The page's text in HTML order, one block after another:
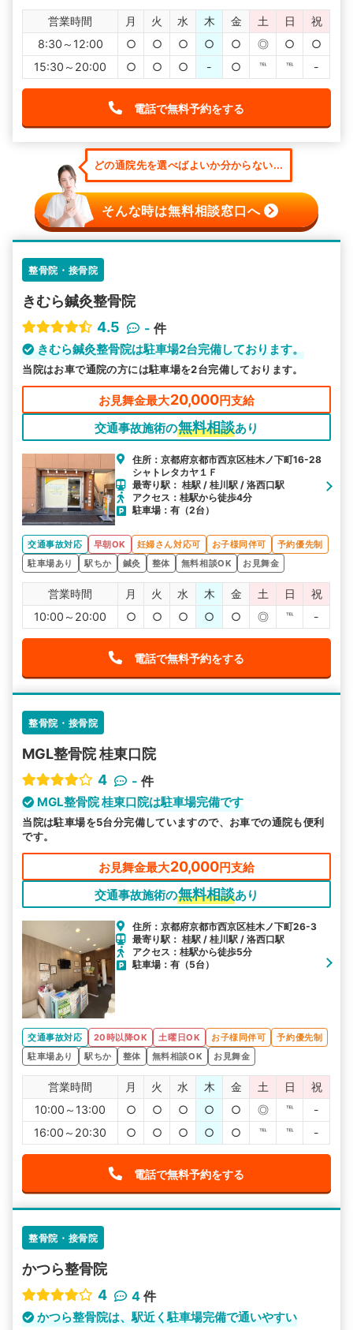
営業時間 月 火 水 木 金 土 日
祝
8:30～12:00
○ ○ ○ ○ ○ ◎ ○
○
15:30～20:00
○ ○ ○ - ○ ℡ ℡ -
電話で無料予約をする
どの通院先を選べばよいか分からない...
そんな時は無料相談窓口へ
整骨院・接骨院
きむら鍼灸整骨院
4.5
- 件
きむら鍼灸整骨院は駐車場2台完備しております。
当院はお車で通院の方には駐車場を2台完備しております。
お見舞金最大20,000円支給
交通事故施術の無料相談あり
住所：京都府京都市西京区桂木ノ下町16-28
シャトレタカヤ１Ｆ
最寄り駅： 桂駅 / 桂川駅 / 洛西口駅
アクセス：桂駅から徒歩4分
駐車場：有（2台）
交通事故対応 早朝OK 妊婦さん対応可 お子様同伴可
予約優先制
駐車場あり
駅ちか 鍼灸 整体 無料相談OK お見舞金
営業時間 月 火 水 木 金 土 日
祝
10:00～20:00
○ ○ ○ ○ ○ ◎ ℡ -
電話で無料予約をする
整骨院・接骨院
MGL整骨院 桂東口院
4
- 件
MGL整骨院 桂東口院は駐車場完備です
当院は駐車場を5台分完備していますので、お車での通院も便利
です。
お見舞金最大20,000円支給
交通事故施術の無料相談あり
住所：京都府京都市西京区桂木ノ下町26-3
最寄り駅： 桂駅 / 桂川駅 / 洛西口駅
アクセス：桂駅から徒歩5分
駐車場：有（5台）
交通事故対応 20時以降OK 土曜日OK お子様同伴可
予約優先制
駐車場あり
駅ちか 整体 無料相談OK お見舞金
営業時間 月 火 水 木 金 土 日
祝
10:00～13:00
○ ○ ○ ○ ○ ◎ ℡
-
16:00～20:30
○ ○ ○ ○ ○ ℡ ℡ -
電話で無料予約をする
整骨院・接骨院
かつら整骨院
4
4 件
かつら整骨院は、駅近く駐車場完備で通いやすい